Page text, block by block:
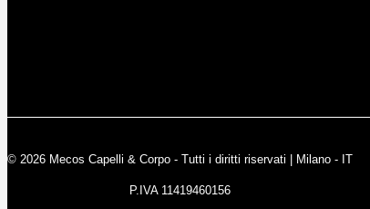
© 2026 Mecos Capelli & Corpo - Tutti i diritti riservati | Milano - IT
P.IVA 11419460156